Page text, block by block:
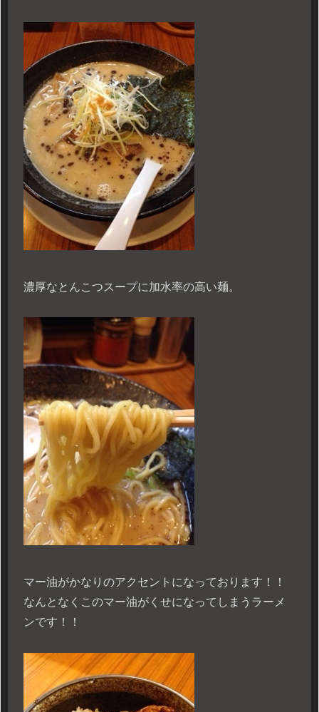
濃厚なとんこつスープに加水率の高い麺。
マー油がかなりのアクセントになっております！！
なんとなくこのマー油がくせになってしまうラーメ
ンです！！